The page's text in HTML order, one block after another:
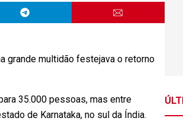
grande multidão festejava o retorno
35.000 pessoas, mas entre
de Karnataka, no sul da Índia.